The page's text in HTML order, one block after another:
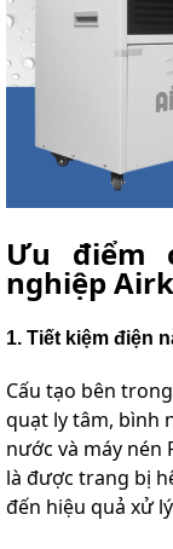
Ưu điểm
nghiệp
1. Tiết kiệm điện
Cấu tạo bên
quạt ly tâm, bình
nước và máy nén
là được trang bị
đến hiệu quả xử